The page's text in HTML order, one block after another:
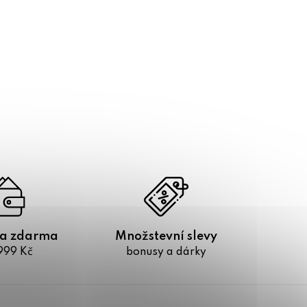
zdarma
Kč
Množstevní slevy
bonusy a dárky